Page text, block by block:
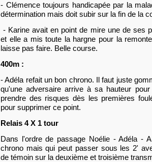
- Clémence toujours handicapée par la
détermination mais doit subir sur la fin de la
- Karine avait en point de mire une de ses
et elle a mis toute la hargne pour la
laisse pas faire. Belle course.
400m :
- Adéla refait un bon chrono. Il faut juste
qu'une adversaire arrive à sa hauteur
prendre des risques dès les premières
pour supprimer ce point.
Relais 4 X 1 tour
Dans l'ordre de passage Noélie - Adéla -
chrono mais qui peut passer sous les 2'
de témoin sur la deuxième et troisième